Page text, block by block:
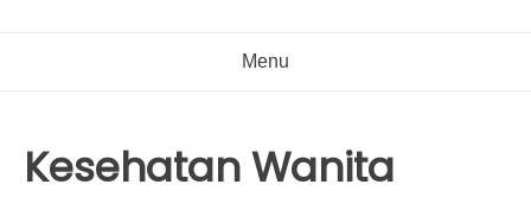
Menu
Kesehatan Wanita